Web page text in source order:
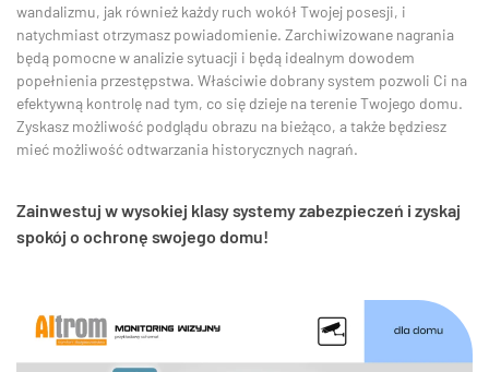
wandalizmu, jak również każdy ruch wokół Twojej posesji, i
natychmiast otrzymasz powiadomienie. Zarchiwizowane nagrania
będą pomocne w analizie sytuacji i będą idealnym dowodem
popełnienia przestępstwa. Właściwie dobrany system pozwoli Ci na
efektywną kontrolę nad tym, co się dzieje na terenie Twojego domu.
Zyskasz możliwość podglądu obrazu na bieżąco, a także będziesz
mieć możliwość odtwarzania historycznych nagrań.
Zainwestuj w wysokiej klasy systemy zabezpieczeń i zyskaj
spokój o ochronę swojego domu!